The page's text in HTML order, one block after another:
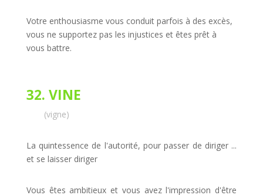
Votre enthousiasme vous conduit parfois à des excès,
vous ne supportez pas les injustices et êtes prêt à
vous battre.
32. VINE
(vigne)
La quintessence de l'autorité, pour passer de diriger ...
et se laisser diriger
Vous êtes ambitieux et vous avez l'impression d'être